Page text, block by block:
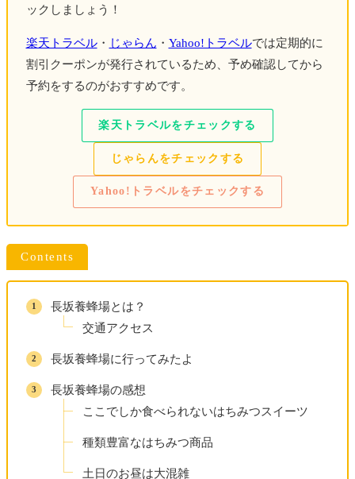
ックしましょう！
楽天トラベル・ じゃらん ・ Yahoo!トラベルでは定期的に
割引クーポンが発行されているため、予め確認してから
予約をするのがおすすめです。
楽天トラベルをチェックする
じゃらんをチェックする
Yahoo!トラベルをチェックする
Contents
長坂養蜂場とは？
交通アクセス
長坂養蜂場に行ってみたよ
長坂養蜂場の感想
ここでしか食べられないはちみつスイーツ
種類豊富なはちみつ商品
土日のお昼は大混雑